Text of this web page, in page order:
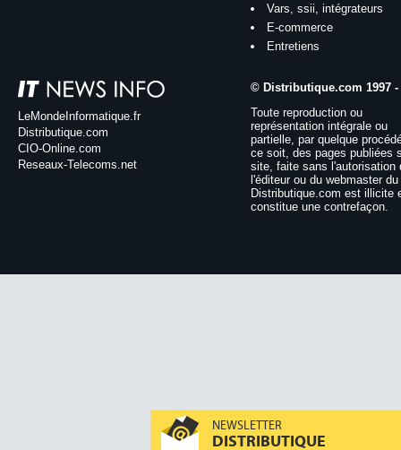
NEWSLETTER
DISTRIBUTIQUE
Vars, ssii, intégrateurs
E-commerce
Entretiens
LeMondeInformatique.fr
Distributique.com
CIO-Online.com
Reseaux-Telecoms.net
© Distributique.com 1997 -
Toute reproduction ou
représentation intégrale ou
partielle, par quelque
ce soit, des pages publiées
site, faite sans l'autorisation
l'éditeur ou du webmaster
Distributique.com est illicite
constitue une contrefaçon.